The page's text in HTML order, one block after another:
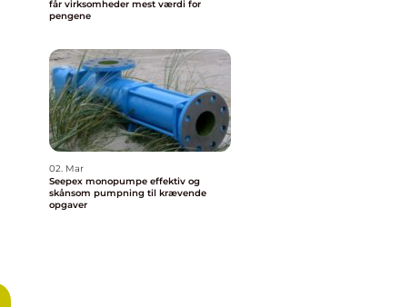
får virksomheder mest værdi for
pengene
02. Mar
Seepex monopumpe effektiv og
skånsom pumpning til krævende
opgaver